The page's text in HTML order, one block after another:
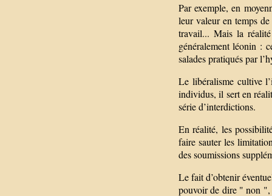
Par exemple, en
leur valeur en temps
travail... Mais la
généralement léonin :
salades pratiqués par
Le libéralisme cultive
individus, il sert en
série d’interdictions.
En réalité, les
faire sauter les
des soumissions
Le fait d’obtenir
pouvoir de dire " non ",